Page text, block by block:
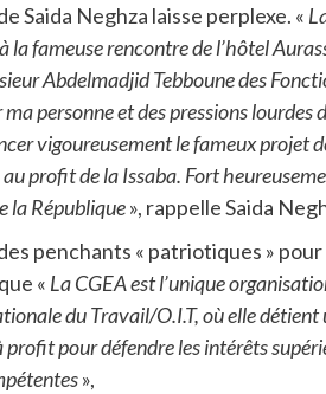
Saida Neghza laisse perplexe. «
la fameuse rencontre de l’hôtel
Abdelmadjid Tebboune des
personne et des pressions lourdes
vigoureusement le fameux projet
profit de la Issaba. Fort
la République», rappelle Saida
penchants « patriotiques »
« La CGEA est l’unique
du Travail/O.I.T, où elle
pour défendre les intérêts
»,